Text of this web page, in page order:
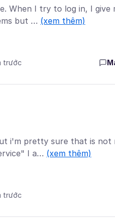
I try to log in, I give
but … (xem thêm)
trước
i'm pretty sure that is
I a… (xem thêm)
trước